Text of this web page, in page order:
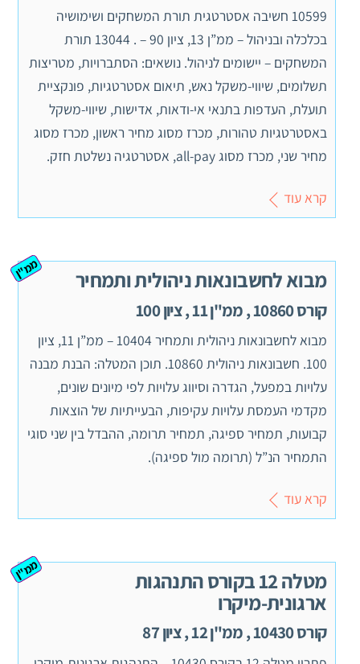
10599 חשיבה אסטרטגית תורת המשחקים ושימושיה
בכלכלה ובניהול – ממ”ן 13, ציון 90 – . 13044 תורת
המשחקים – יישומים לניהול. נושאים: הסתברויות, מטריצות
תשלומים, שיווי-משקל נאש, תיאום אסטרטגיות, פונקציית
תועלת, העדפות בתנאי אי-ודאות, אדישות, שיווי-משקל
באסטרטגיות טהורות, מכרז מסוג מחיר ראשון, מכרז מסוג
מחיר שני, מכרז מסוג all-pay, אסטרטגיה נשלטת חזק.
קרא עוד
מבוא לחשבונאות ניהולית ותמחיר
קורס 10860 , ממ"ן 11 , ציון 100
ממ"ן
מבוא לחשבונאות ניהולית ותמחיר 10404 – ממ”ן 11, ציון
100. חשבונאות ניהולית 10860. תוכן המטלה: הבנת מבנה
עלויות במפעל, הגדרה וסיווג עלויות לפי מיונים שונים,
מקדמי העמסת עלויות עקיפות, הבעייתיות של הוצאות
קבועות, תמחיר ספיגה, תמחיר תרומה, ההבדל בין שני סוגי
התמחיר הנ”ל (תרומה מול ספיגה).
קרא עוד
מטלה 12 בקורס התנהגות
ארגונית-מיקרו
קורס 10430 , ממ"ן 12 , ציון 87
ממ"ן